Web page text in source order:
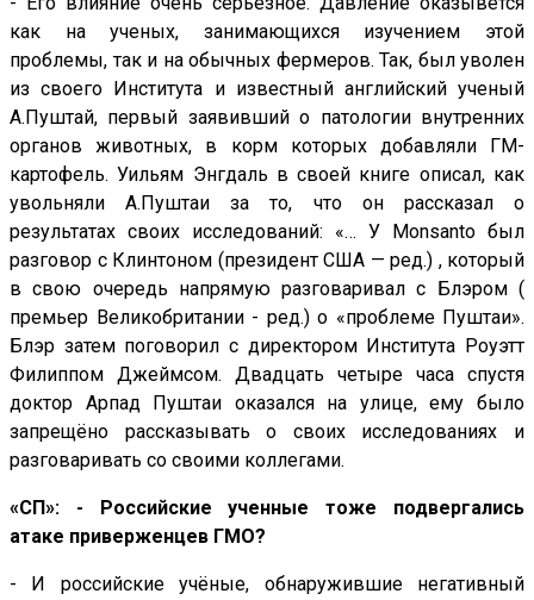
как на ученых, занимающихся изучением этой
проблемы, так и на обычных фермеров. Так, был уволен
из своего Института и известный английский ученый
А.Пуштай, первый заявивший о патологии внутренних
органов животных, в корм которых добавляли ГМ-
картофель. Уильям Энгдаль в своей книге описал, как
увольняли А.Пуштаи за то, что он рассказал о
результатах своих исследований: «… У Monsanto был
разговор с Клинтоном (президент США — ред.) , который
в свою очередь напрямую разговаривал с Блэром (
премьер Великобритании - ред.) о «проблеме Пуштаи».
Блэр затем поговорил с директором Института Роуэтт
Филиппом Джеймсом. Двадцать четыре часа спустя
доктор Арпад Пуштаи оказался на улице, ему было
запрещёно рассказывать о своих исследованиях и
разговаривать со своими коллегами.
«СП»: - Российские ученные тоже подвергались
атаке приверженцев ГМО?
- И российские учёные, обнаружившие негативный